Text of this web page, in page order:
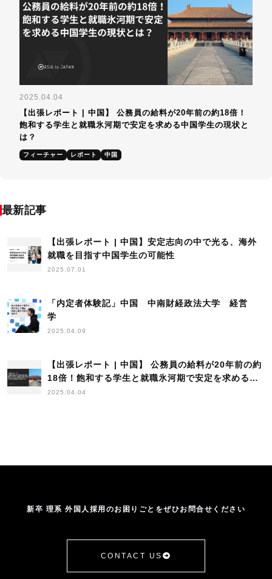
2025.04.04
【出張レポート | 中国】 公務員の給料が20年前の約18倍！
飽和する学生と就職氷河期で安定を求める中国学生の現状と
は？
フィーチャー レポート 中国
最新記事
【出張レポート | 中国】安定志向の中で光る、海外
就職を目指す中国学生の可能性
2025.07.01
「内定者体験記」中国 中南財経政法大学 経営
学
2025.04.09
【出張レポート | 中国】 公務員の給料が20年前の約
18倍！飽和する学生と就職氷河期で安定を求める中
国学生の現状とは？
2025.04.04
新卒 理系 外国人採用のお困りごとをぜひお問合せください
CONTACT US